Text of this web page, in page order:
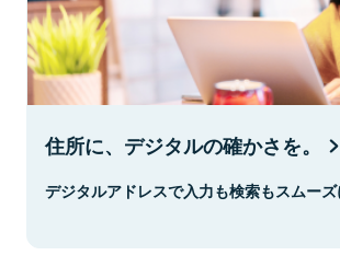
住所に、デジタルの確かさを。
デジタルアドレスで入力も検索もスムーズ